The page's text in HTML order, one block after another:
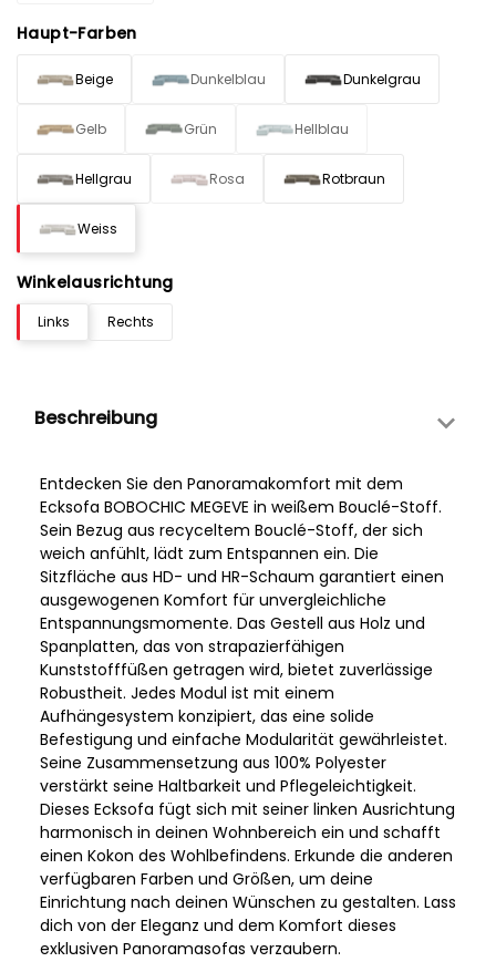
Haupt-Farben
Beige Dunkelblau Dunkelgrau
Gelb Grün Hellblau
Hellgrau Rosa Rotbraun
Weiss
Winkelausrichtung
Links Rechts
Beschreibung
Entdecken Sie den Panoramakomfort mit dem
Ecksofa BOBOCHIC MEGEVE in weißem Bouclé-Stoff.
Sein Bezug aus recyceltem Bouclé-Stoff, der sich
weich anfühlt, lädt zum Entspannen ein. Die
Sitzfläche aus HD- und HR-Schaum garantiert einen
ausgewogenen Komfort für unvergleichliche
Entspannungsmomente. Das Gestell aus Holz und
Spanplatten, das von strapazierfähigen
Kunststofffüßen getragen wird, bietet zuverlässige
Robustheit. Jedes Modul ist mit einem
Aufhängesystem konzipiert, das eine solide
Befestigung und einfache Modularität gewährleistet.
Seine Zusammensetzung aus 100% Polyester
verstärkt seine Haltbarkeit und Pflegeleichtigkeit.
Dieses Ecksofa fügt sich mit seiner linken Ausrichtung
harmonisch in deinen Wohnbereich ein und schafft
einen Kokon des Wohlbefindens. Erkunde die anderen
verfügbaren Farben und Größen, um deine
Einrichtung nach deinen Wünschen zu gestalten. Lass
dich von der Eleganz und dem Komfort dieses
exklusiven Panoramasofas verzaubern.